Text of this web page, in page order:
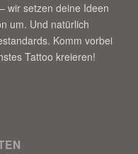
wir setzen deine Ideen
um. Und natürlich
Komm vorbei
Tattoo kreieren!